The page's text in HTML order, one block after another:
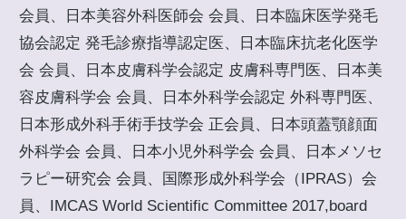
会員、日本美容外科医師会 会員、日本臨床医学発毛
協会認定 発毛診療指導認定医、日本臨床抗老化医学
会 会員、日本皮膚科学会認定 皮膚科専門医、日本美
容皮膚科学会 会員、日本外科学会認定 外科専門医、
日本形成外科手術手技学会 正会員、日本頭蓋顎顔面
外科学会 会員、日本小児外科学会 会員、日本メソセ
ラピー研究会 会員、国際形成外科学会（IPRAS）会
員、IMCAS World Scientific Committee 2017,board